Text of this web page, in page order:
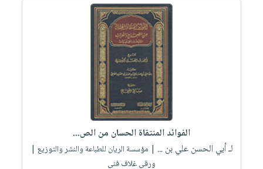
الفوائد المنتقاة الحسان من الص...
لـ أبي الحسن علي بن ... | مؤسسة الريان للطباعة والنشر والتوزيع |
ورقي غلاف فني